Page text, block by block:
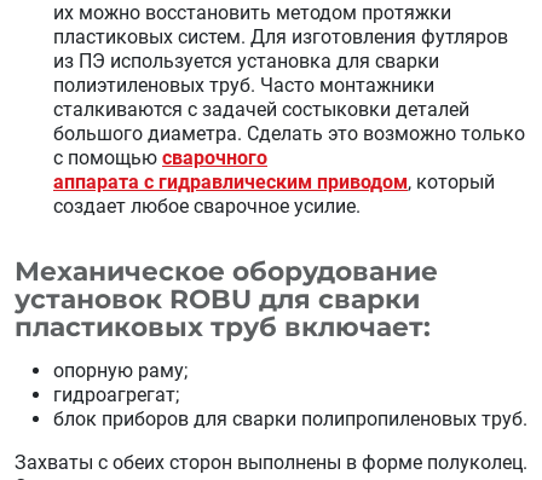
их можно восстановить методом протяжки
пластиковых систем. Для изготовления футляров
из ПЭ используется установка для сварки
полиэтиленовых труб. Часто монтажники
сталкиваются с задачей состыковки деталей
большого диаметра. Сделать это возможно только
с помощью сварочного
аппарата с гидравлическим приводом, который
создает любое сварочное усилие.
Механическое оборудование
установок ROBU для сварки
пластиковых труб включает:
опорную раму;
гидроагрегат;
блок приборов для сварки полипропиленовых труб.
Захваты с обеих сторон выполнены в форме полуколец.